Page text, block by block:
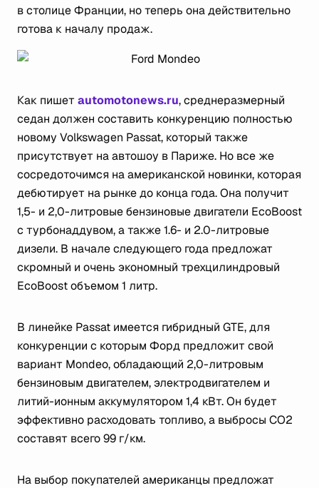
в столице Франции, но теперь она действительно
готова к началу продаж.
Как пишет automotonews.ru, среднеразмерный
седан должен составить конкуренцию полностью
новому Volkswagen Passat, который также
присутствует на автошоу в Париже. Но все же
сосредоточимся на американской новинки, которая
дебютирует на рынке до конца года. Она получит
1,5- и 2,0-литровые бензиновые двигатели EcoBoost
с турбонаддувом, а также 1.6- и 2.0-литровые
дизели. В начале следующего года предложат
скромный и очень экономный трехцилиндровый
EcoBoost объемом 1 литр.
В линейке Passat имеется гибридный GTE, для
конкуренции с которым Форд предложит свой
вариант Mondeo, обладающий 2,0-литровым
бензиновым двигателем, электродвигателем и
литий-ионным аккумулятором 1,4 кВт. Он будет
эффективно расходовать топливо, а выбросы CO2
составят всего 99 г/км.
На выбор покупателей американцы предложат